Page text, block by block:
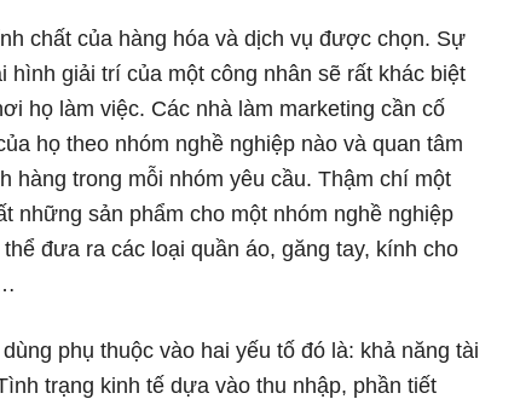
chất của hàng hóa và dịch vụ được chọn. Sự
hình giải trí của một công nhân sẽ rất khác biệt
họ làm việc. Các nhà làm marketing cần cố
họ theo nhóm nghề nghiệp nào và quan tâm
hàng trong mỗi nhóm yêu cầu. Thậm chí một
những sản phẩm cho một nhóm nghề nghiệp
đưa ra các loại quần áo, găng tay, kính cho
phụ thuộc vào hai yếu tố đó là: khả năng tài
trạng kinh tế dựa vào thu nhập, phần tiết